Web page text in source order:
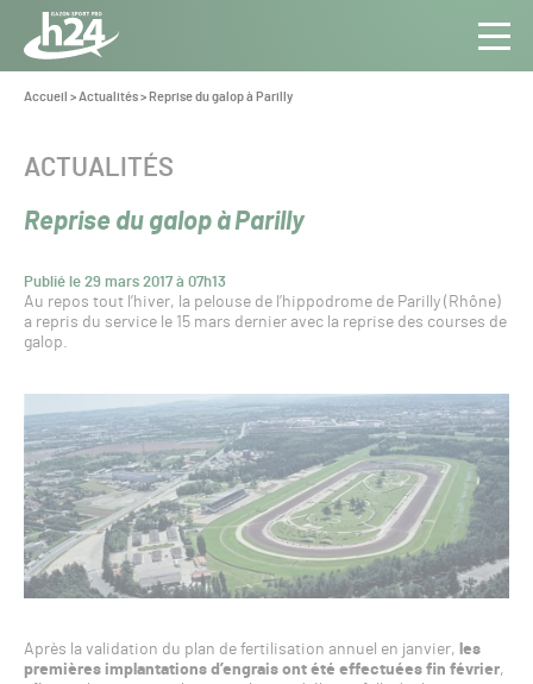
Panneau de gestion des cookies
Aller au contenu
Toute
l’info
Pro
Vous
Accueil >Actualités> Reprise du galop à Parilly
Reprise du galop à Parilly
Publié le 29 mars 2017 à 07h13
CATÉGORIE :
ACTUALITÉS
Au repos tout l’hiver, la pelouse de l’hippodrome de Parilly (Rhône)
a repris du service le 15 mars dernier avec la reprise des courses de
galop.
Après la validation du plan de fertilisation annuel en janvier, les
premières implantations d’engrais ont été effectuées fin février,